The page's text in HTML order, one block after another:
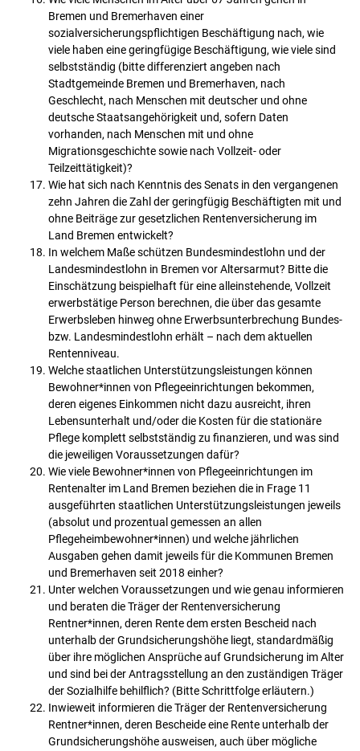
Bremen und Bremerhaven einer
sozialversicherungspflichtigen Beschäftigung nach, wie
viele haben eine geringfügige Beschäftigung, wie viele sind
selbstständig (bitte differenziert angeben nach
Stadtgemeinde Bremen und Bremerhaven, nach
Geschlecht, nach Menschen mit deutscher und ohne
deutsche Staatsangehörigkeit und, sofern Daten
vorhanden, nach Menschen mit und ohne
Migrationsgeschichte sowie nach Vollzeit- oder
Teilzeittätigkeit)?
Wie hat sich nach Kenntnis des Senats in den vergangenen
zehn Jahren die Zahl der geringfügig Beschäftigten mit und
ohne Beiträge zur gesetzlichen Rentenversicherung im
Land Bremen entwickelt?
In welchem Maße schützen Bundesmindestlohn und der
Landesmindestlohn in Bremen vor Altersarmut? Bitte die
Einschätzung beispielhaft für eine alleinstehende, Vollzeit
erwerbstätige Person berechnen, die über das gesamte
Erwerbsleben hinweg ohne Erwerbsunterbrechung Bundes-
bzw. Landesmindestlohn erhält – nach dem aktuellen
Rentenniveau.
Welche staatlichen Unterstützungsleistungen können
Bewohner*innen von Pflegeeinrichtungen bekommen,
deren eigenes Einkommen nicht dazu ausreicht, ihren
Lebensunterhalt und/oder die Kosten für die stationäre
Pflege komplett selbstständig zu finanzieren, und was sind
die jeweiligen Voraussetzungen dafür?
Wie viele Bewohner*innen von Pflegeeinrichtungen im
Rentenalter im Land Bremen beziehen die in Frage 11
ausgeführten staatlichen Unterstützungsleistungen jeweils
(absolut und prozentual gemessen an allen
Pflegeheimbewohner*innen) und welche jährlichen
Ausgaben gehen damit jeweils für die Kommunen Bremen
und Bremerhaven seit 2018 einher?
Unter welchen Voraussetzungen und wie genau informieren
und beraten die Träger der Rentenversicherung
Rentner*innen, deren Rente dem ersten Bescheid nach
unterhalb der Grundsicherungshöhe liegt, standardmäßig
über ihre möglichen Ansprüche auf Grundsicherung im Alter
und sind bei der Antragsstellung an den zuständigen Träger
der Sozialhilfe behilflich? (Bitte Schrittfolge erläutern.)
Inwieweit informieren die Träger der Rentenversicherung
Rentner*innen, deren Bescheide eine Rente unterhalb der
Grundsicherungshöhe ausweisen, auch über mögliche